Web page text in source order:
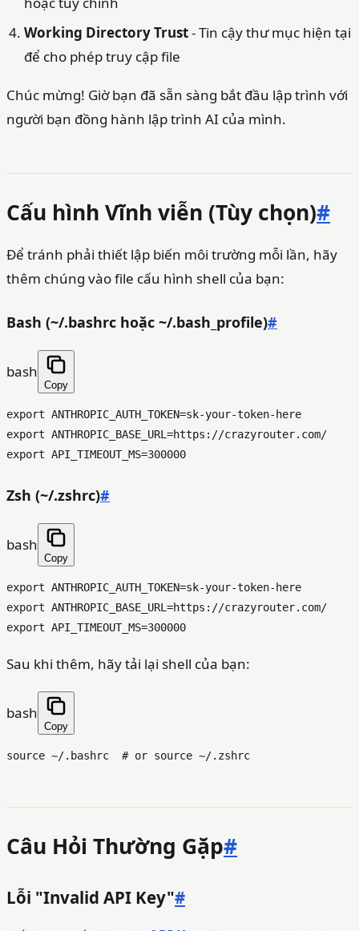
Working Directory Trust- Tin cậy thư mục hiện tại
để cho phép truy cập file
Chúc mừng! Giờ bạn đã sẵn sàng bắt đầu lập trình với
người bạn đồng hành lập trình AI của mình.
Cấu hình Vĩnh viễn (Tùy chọn)#
Để tránh phải thiết lập biến môi trường mỗi lần, hãy
thêm chúng vào file cấu hình shell của bạn:
Bash (~/.bashrc hoặc ~/.bash_profile)#
bash
Copy
export
export
export
Zsh (~/.zshrc)#
bash
Copy
export
export
export
Sau khi thêm, hãy tải lại shell của bạn:
bash
Copy
source ~/.bashrc # or source ~/.zshrc
Câu Hỏi Thường Gặp#
Lỗi "Invalid API Key"#